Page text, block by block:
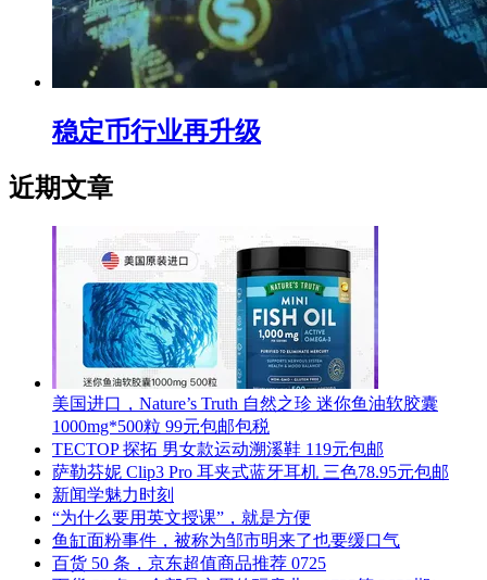
稳定币行业再升级
近期文章
美国进口，Nature’s Truth 自然之珍 迷你鱼油软胶囊
1000mg*500粒 99元包邮包税
TECTOP 探拓 男女款运动溯溪鞋 119元包邮
萨勒芬妮 Clip3 Pro 耳夹式蓝牙耳机 三色78.95元包邮
新闻学魅力时刻
“为什么要用英文授课”，就是方便
鱼缸面粉事件，被称为邹市明来了也要缓口气
百货 50 条，京东超值商品推荐 0725